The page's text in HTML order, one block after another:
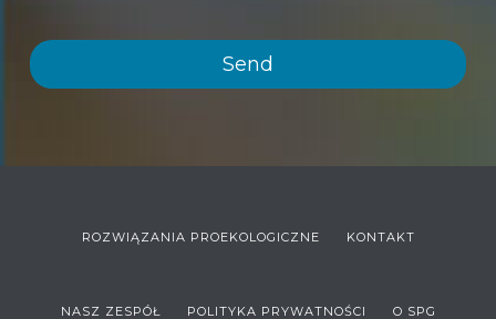
ROZWIĄZANIA PROEKOLOGICZNE KONTAKT
NASZ ZESPÓŁ POLITYKA PRYWATNOŚCI O SPG